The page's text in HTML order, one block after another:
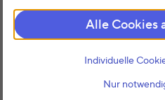
Alle Cookies
Individuelle
Nur
anders. Und damit meine
meteorologischen
Jahresdrittel treten neue
es gibt auch Vorschriften,
Energiesparmaßnahmen